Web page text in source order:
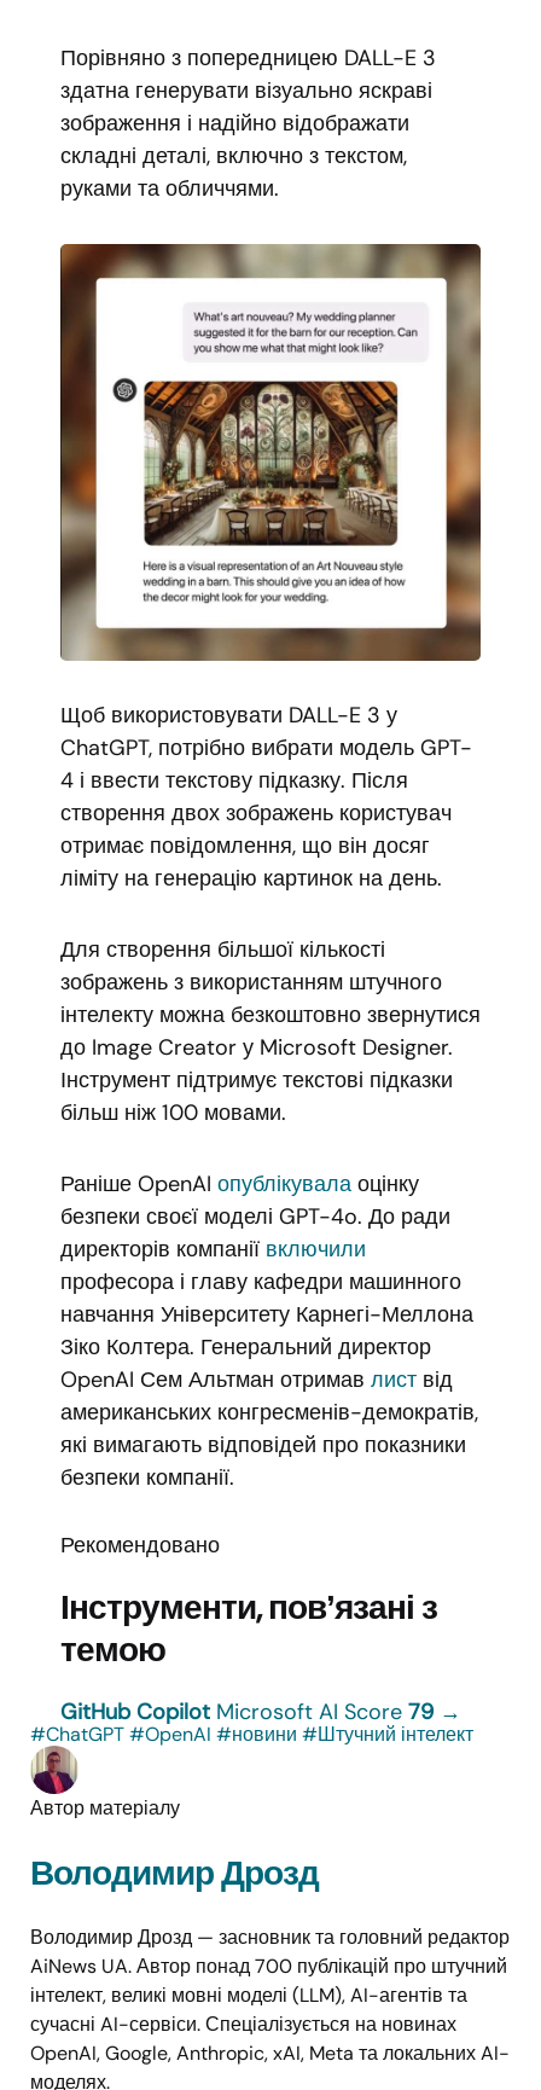
Порівняно з попередницею DALL-E 3
здатна генерувати візуально яскраві
зображення і надійно відображати
складні деталі, включно з текстом,
руками та обличчями.
Щоб використовувати DALL-E 3 у
ChatGPT, потрібно вибрати модель GPT-
4 і ввести текстову підказку. Після
створення двох зображень користувач
отримає повідомлення, що він досяг
ліміту на генерацію картинок на день.
Для створення більшої кількості
зображень з використанням штучного
інтелекту можна безкоштовно звернутися
до Image Creator у Microsoft Designer.
Інструмент підтримує текстові підказки
більш ніж 100 мовами.
Раніше OpenAI опублікувала оцінку
безпеки своєї моделі GPT-4o. До ради
директорів компанії включили
професора і главу кафедри машинного
навчання Університету Карнегі-Меллона
Зіко Колтера. Генеральний директор
OpenAI Сем Альтман отримав лист від
американських конгресменів-демократів,
які вимагають відповідей про показники
безпеки компанії.
Рекомендовано
Інструменти, повʼязані з
темою
GitHub Copilot Microsoft AI Score 79 →
#ChatGPT#OpenAI #новини #Штучний інтелект
Автор матеріалу
Володимир Дрозд
Володимир Дрозд — засновник та головний редактор
AiNews UA. Автор понад 700 публікацій про штучний
інтелект, великі мовні моделі (LLM), AI-агентів та
сучасні AI-сервіси. Спеціалізується на новинах
OpenAI, Google, Anthropic, xAI, Meta та локальних AI-
моделях.